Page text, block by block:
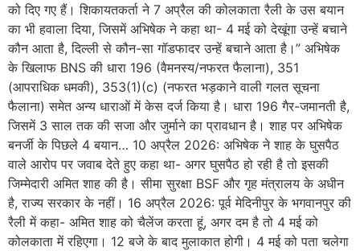
को दिए गए हैं। शिकायतकर्ता ने 7 अप्रैल की कोलकाता रैली के उस बयान
का भी हवाला दिया, जिसमें अभिषेक ने कहा था- 4 मई को देखूंगा उन्हें बचाने
कौन आता है, दिल्ली से कौन-सा गॉडफादर उन्हें बचाने आता है।” अभिषेक
के खिलाफ BNS की धारा 196 (वैमनस्य/नफरत फैलाना), 351
(आपराधिक धमकी), 353(1)(c) (नफरत भड़काने वाली गलत सूचना
फैलाना) समेत अन्य धाराओं में केस दर्ज किया है। धारा 196 गैर-जमानती है,
जिसमें 3 साल तक की सजा और जुर्माने का प्रावधान है। शाह पर अभिषेक
बनर्जी के पिछले 4 बयान… 10 अप्रैल 2026: अभिषेक ने शाह के घुसपैठ
वाले आरोप पर जवाब देते हुए कहा था- अगर घुसपैठ हो रही है तो इसकी
जिम्मेदारी अमित शाह की है। सीमा सुरक्षा BSF और गृह मंत्रालय के अधीन
है, राज्य सरकार के नहीं। 16 अप्रैल 2026: पूर्व मेदिनीपुर के भगवानपुर की
रैली में कहा- अमित शाह को चैलेंज करता हूं, अगर दम है तो 4 मई को
कोलकाता में रहिएगा। 12 बजे के बाद मुलाकात होगी। 4 मई को पता चलेगा